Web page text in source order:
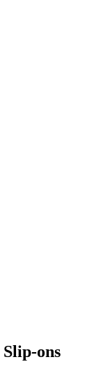
Slip-ons